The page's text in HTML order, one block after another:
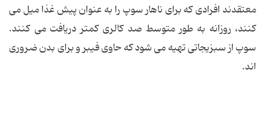
معتقدند افرادی که برای ناهار سوپ را به عنوان پیش غذا میل می
کنند، روزانه به طور متوسط صد کالری کمتر دریافت می کنند.
سوپ از سبزیجاتی تهیه می شود که حاوی فیبر و برای بدن ضروری
اند.